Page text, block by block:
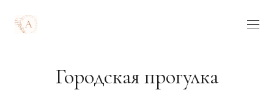
Городская прогулка